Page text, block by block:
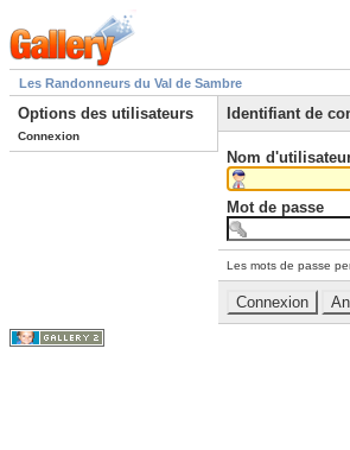
Les Randonneurs du Val de Sambre
Options des utilisateurs
Connexion
Identifiant de
Nom
Mot de passe
Les mots de passe